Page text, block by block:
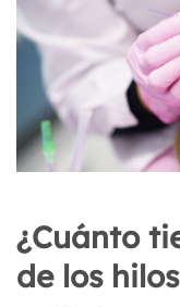
¿Cuánto
de los